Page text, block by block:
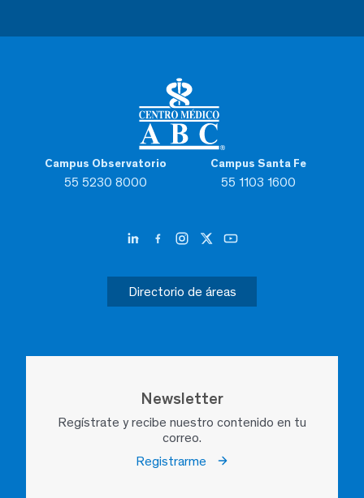
Campus Observatorio
55 5230 8000
Campus Santa Fe
55 1103 1600
Directorio de áreas
Newsletter
Regístrate y recibe nuestro contenido en tu
correo.
Registrarme